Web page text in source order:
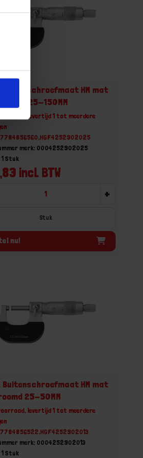
Buitenschroefmaat HM mat
125-150MM
voorraad, levertijd 1 tot meerdere
merk: 0004252902025
incl. BTW
Stuk
+
Stuk
nu!
Buitenschroefmaat HM mat
25-50MM
levertijd 1 tot meerdere
merk: 0004252902013
Stuk